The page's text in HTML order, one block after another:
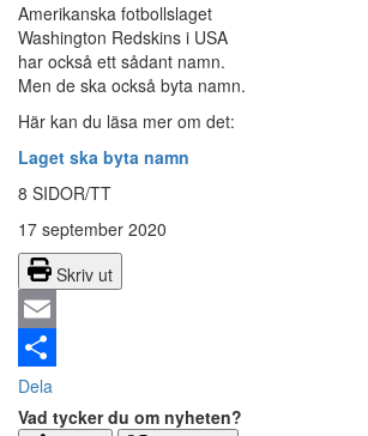
Amerikanska fotbollslaget
Washington Redskins i USA
har också ett sådant namn.
Men de ska också byta namn.
Här kan du läsa mer om det:
Laget ska byta namn
8 SIDOR/TT
17 september 2020
Skriv ut
Email
Dela
Vad tycker du om nyheten?